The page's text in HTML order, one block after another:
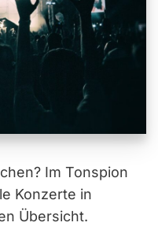
Im Tonspion
Konzerte in
Übersicht.